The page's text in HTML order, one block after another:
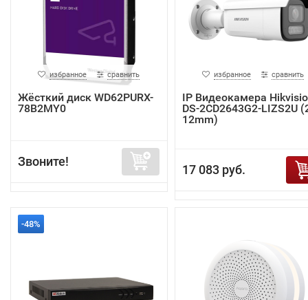
избранное сравнить
Жёсткий диск WD62PURX-
78B2MY0
Звоните!
избранное сравнить
IP Видеокамера
DS-2CD2643G2-LIZS2U
12mm)
17 083 руб.
-48%